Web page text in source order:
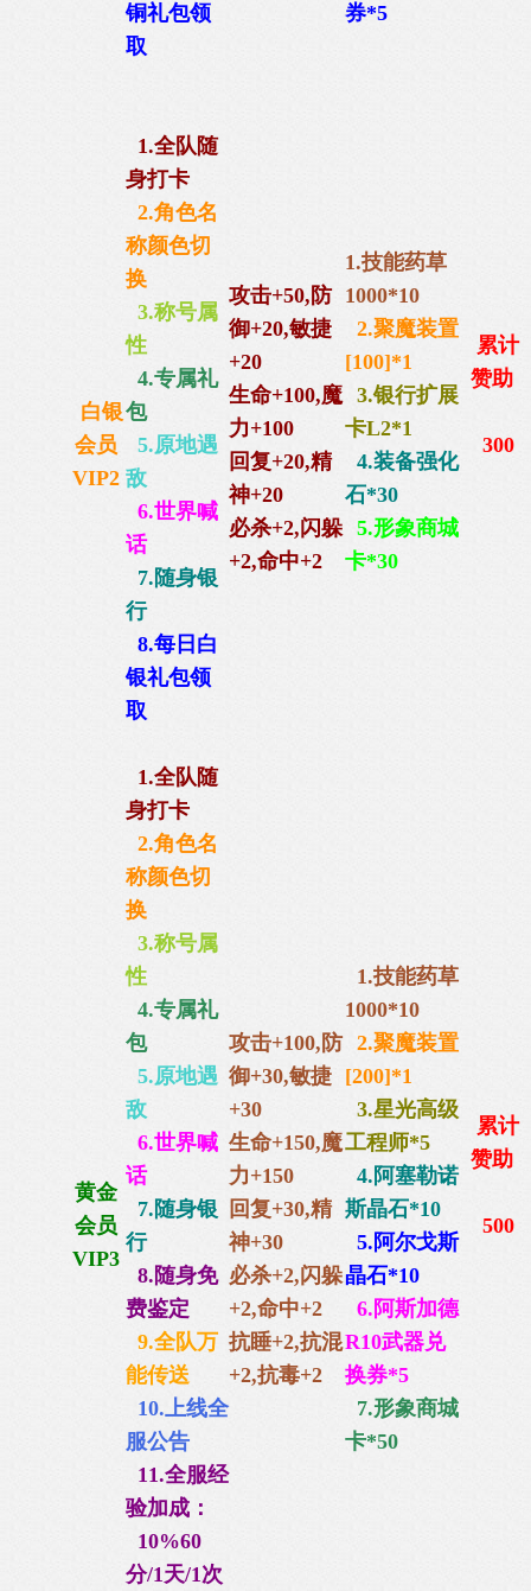
铜礼包领
取
券*5
白银
会员
VIP2
1.全队随
身打卡
2.角色名
称颜色切
换
3.称号属
性
4.专属礼
包
5.原地遇
敌
6.世界喊
话
7.随身银
行
8.每日白
银礼包领
取
攻击+50,防
御+20,敏捷
+20
生命+100,魔
力+100
回复+20,精
神+20
必杀+2,闪躲
+2,命中+2
1.技能药草
1000*10
2.聚魔装置
[100]*1
3.银行扩展
卡L2*1
4.装备强化
石*30
5.形象商城
卡*30
累计
赞助
300
黄金
会员
VIP3
1.全队随
身打卡
2.角色名
称颜色切
换
3.称号属
性
4.专属礼
包
5.原地遇
敌
6.世界喊
话
7.随身银
行
8.随身免
费鉴定
9.全队万
能传送
10.上线全
服公告
11.全服经
验加成：
10%60
分/1天/1次
攻击+100,防
御+30,敏捷
+30
生命+150,魔
力+150
回复+30,精
神+30
必杀+2,闪躲
+2,命中+2
抗睡+2,抗混
+2,抗毒+2
1.技能药草
1000*10
2.聚魔装置
[200]*1
3.星光高级
工程师*5
4.阿塞勒诺
斯晶石*10
5.阿尔戈斯
晶石*10
6.阿斯加德
R10武器兑
换券*5
7.形象商城
卡*50
累计
赞助
500